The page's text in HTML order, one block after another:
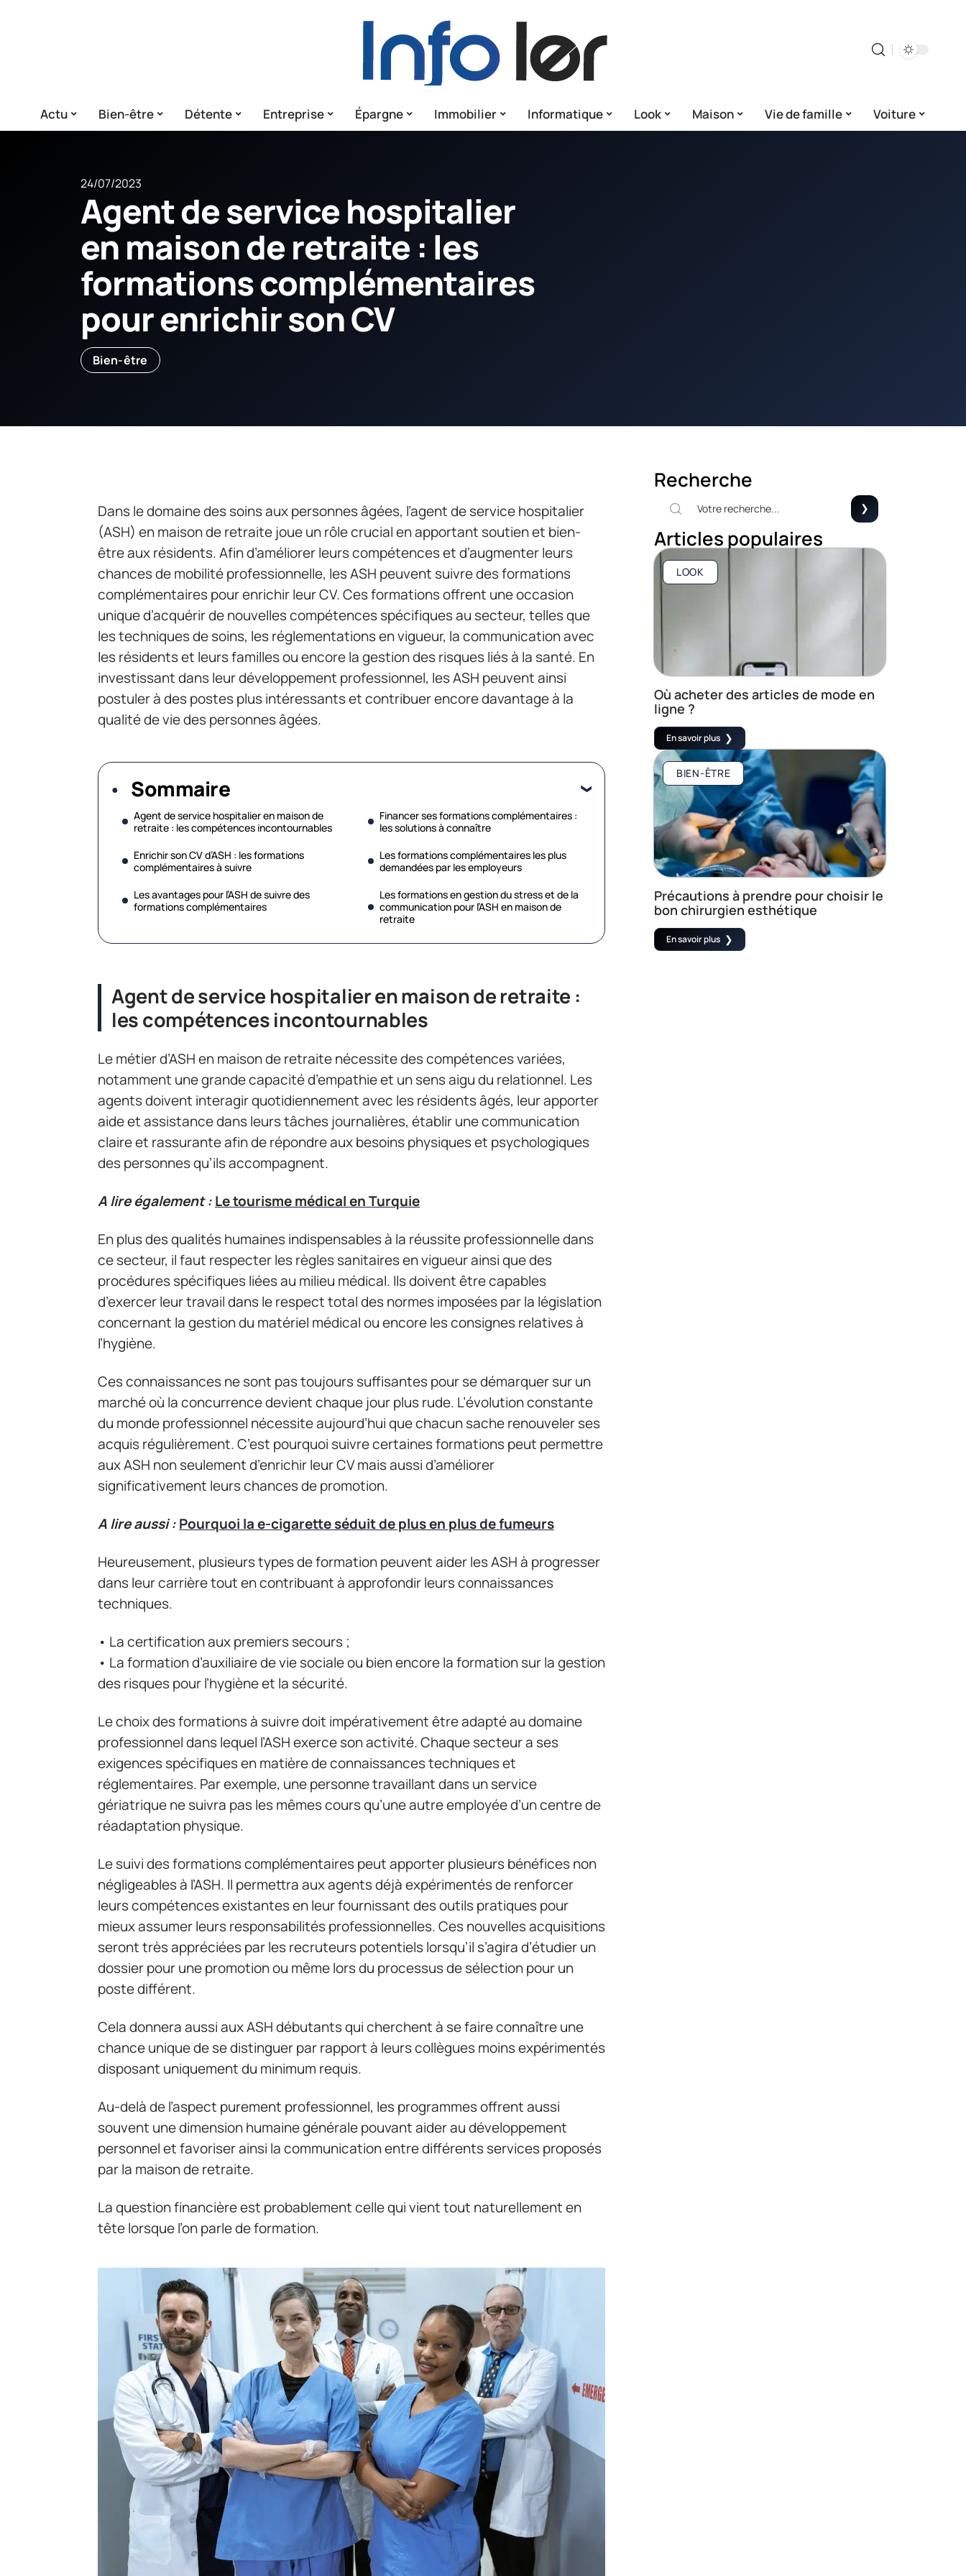
Actu Bien-être Détente Entreprise Épargne Immobilier Informatique Look Maison Vie de famille Voiture
24/07/2023
Agent de service hospitalier
en maison de retraite : les
formations complémentaires
pour enrichir son CV
Bien-être
Dans le domaine des soins aux personnes âgées, l’agent de service hospitalier
(ASH) en maison de retraite joue un rôle crucial en apportant soutien et bien-
être aux résidents. Afin d’améliorer leurs compétences et d’augmenter leurs
chances de mobilité professionnelle, les ASH peuvent suivre des formations
complémentaires pour enrichir leur CV. Ces formations offrent une occasion
unique d’acquérir de nouvelles compétences spécifiques au secteur, telles que
les techniques de soins, les réglementations en vigueur, la communication avec
les résidents et leurs familles ou encore la gestion des risques liés à la santé. En
investissant dans leur développement professionnel, les ASH peuvent ainsi
postuler à des postes plus intéressants et contribuer encore davantage à la
qualité de vie des personnes âgées.
Sommaire
Agent de service hospitalier en maison de
retraite : les compétences incontournables
Enrichir son CV d’ASH : les formations
complémentaires à suivre
Les avantages pour l’ASH de suivre des
formations complémentaires
Financer ses formations complémentaires :
les solutions à connaître
Les formations complémentaires les plus
demandées par les employeurs
Les formations en gestion du stress et de la
communication pour l’ASH en maison de
retraite
Agent de service hospitalier en maison de retraite :
les compétences incontournables
Le métier d’ASH en maison de retraite nécessite des compétences variées,
notamment une grande capacité d’empathie et un sens aigu du relationnel. Les
agents doivent interagir quotidiennement avec les résidents âgés, leur apporter
aide et assistance dans leurs tâches journalières, établir une communication
claire et rassurante afin de répondre aux besoins physiques et psychologiques
des personnes qu’ils accompagnent.
A lire également :Le tourisme médical en Turquie
En plus des qualités humaines indispensables à la réussite professionnelle dans
ce secteur, il faut respecter les règles sanitaires en vigueur ainsi que des
procédures spécifiques liées au milieu médical. Ils doivent être capables
d’exercer leur travail dans le respect total des normes imposées par la législation
concernant la gestion du matériel médical ou encore les consignes relatives à
l’hygiène.
Ces connaissances ne sont pas toujours suffisantes pour se démarquer sur un
marché où la concurrence devient chaque jour plus rude. L’évolution constante
du monde professionnel nécessite aujourd’hui que chacun sache renouveler ses
acquis régulièrement. C’est pourquoi suivre certaines formations peut permettre
aux ASH non seulement d’enrichir leur CV mais aussi d’améliorer
significativement leurs chances de promotion.
A lire aussi :Pourquoi la e-cigarette séduit de plus en plus de fumeurs
Heureusement, plusieurs types de formation peuvent aider les ASH à progresser
dans leur carrière tout en contribuant à approfondir leurs connaissances
techniques.
• La certification aux premiers secours ;
• La formation d’auxiliaire de vie sociale ou bien encore la formation sur la gestion
des risques pour l’hygiène et la sécurité.
Le choix des formations à suivre doit impérativement être adapté au domaine
professionnel dans lequel l’ASH exerce son activité. Chaque secteur a ses
exigences spécifiques en matière de connaissances techniques et
réglementaires. Par exemple, une personne travaillant dans un service
gériatrique ne suivra pas les mêmes cours qu’une autre employée d’un centre de
réadaptation physique.
Le suivi des formations complémentaires peut apporter plusieurs bénéfices non
négligeables à l’ASH. Il permettra aux agents déjà expérimentés de renforcer
leurs compétences existantes en leur fournissant des outils pratiques pour
mieux assumer leurs responsabilités professionnelles. Ces nouvelles acquisitions
seront très appréciées par les recruteurs potentiels lorsqu’il s’agira d’étudier un
dossier pour une promotion ou même lors du processus de sélection pour un
poste différent.
Cela donnera aussi aux ASH débutants qui cherchent à se faire connaître une
chance unique de se distinguer par rapport à leurs collègues moins expérimentés
disposant uniquement du minimum requis.
Au-delà de l’aspect purement professionnel, les programmes offrent aussi
souvent une dimension humaine générale pouvant aider au développement
personnel et favoriser ainsi la communication entre différents services proposés
par la maison de retraite.
La question financière est probablement celle qui vient tout naturellement en
tête lorsque l’on parle de formation.
Recherche
Articles populaires
LOOK
Où acheter des articles de mode en
ligne ?
En savoir plus
BIEN-ÊTRE
Précautions à prendre pour choisir le
bon chirurgien esthétique
En savoir plus